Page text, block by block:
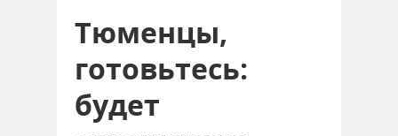
Тюменцы,
готовьтесь:
будет